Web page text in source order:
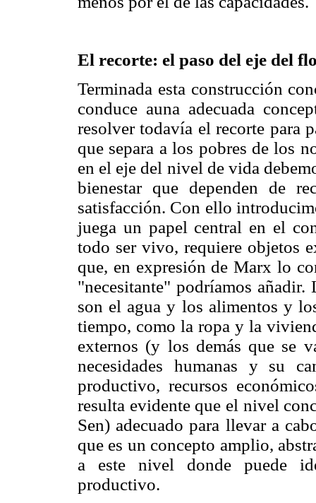
El recorte: el paso del eje del
Terminada esta construcción
conduce auna adecuada
resolver todavía el recorte para
que separa a los pobres de los
en el eje del nivel de vida
bienestar que dependen de
satisfacción. Con ello
juega un papel central en el
todo ser vivo, requiere objetos
que, en expresión de Marx lo
"necesitante" podríamos
son el agua y los alimentos y
tiempo, como la ropa y la
externos (y los demás que se
necesidades humanas y su
productivo, recursos
resulta evidente que el nivel
Sen) adecuado para llevar a
que es un concepto amplio,
a este nivel donde puede
productivo.